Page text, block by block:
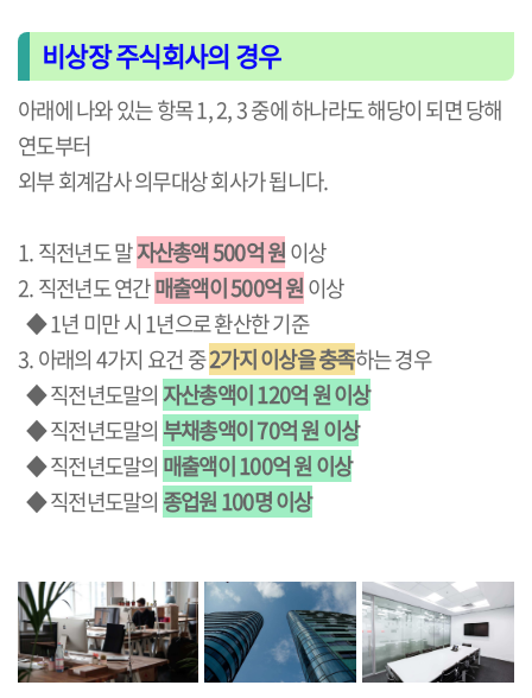
비상장 주식회사의 경우
아래에 나와 있는 항목 1, 2, 3 중에 하나라도 해당이 되면 당해
연도부터
외부 회계감사 의무대상 회사가 됩니다.
1. 직전년도 말자산총액 500억 원이상
2. 직전년도 연간매출액이 500억 원이상
◆ 1년 미만 시 1년으로 환산한 기준
3. 아래의 4가지 요건 중2가지 이상을 충족하는 경우
◆ 직전년도말의자산총액이 120억 원 이상
◆직전년도말의 부채총액이 70억 원 이상
◆직전년도말의 매출액이 100억 원 이상
◆직전년도말의 종업원 100명 이상